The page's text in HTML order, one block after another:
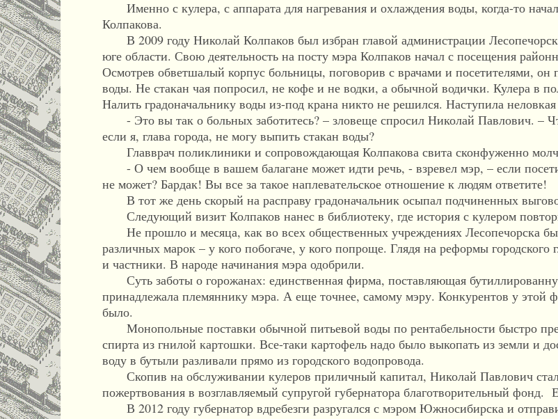
Именно с кулера, с аппарата для нагревания и охлаждения воды, когда-то
Колпакова.
В 2009 году Николай Колпаков был избран главой администрации
юге области. Свою деятельность на посту мэра Колпаков начал с посещения
Осмотрев обветшалый корпус больницы, поговорив с врачами и посетителями, он
воды. Не стакан чая попросил, не кофе и не водки, а обычной водички. Кулера в
Налить градоначальнику воды из-под крана никто не решился. Наступила неловкая
- Это вы так о больных заботитесь? – зловеще спросил Николай Павлович. –
если я, глава города, не могу выпить стакан воды?
Главврач поликлиники и сопровождающая Колпакова свита сконфуженно
- О чем вообще в вашем балагане может идти речь, - взревел мэр, – если
не может? Бардак! Вы все за такое наплевательское отношение к людям ответите!
В тот же день скорый на расправу градоначальник осыпал подчиненных
Следующий визит Колпаков нанес в библиотеку, где история с кулером
Не прошло и месяца, как во всех общественных учреждениях Лесопечорска
различных марок – у кого побогаче, у кого попроще. Глядя на реформы городского
и частники. В народе начинания мэра одобрили.
Суть заботы о горожанах: единственная фирма, поставляющая
принадлежала племяннику мэра. А еще точнее, самому мэру. Конкурентов у этой
было.
Монопольные поставки обычной питьевой воды по рентабельности быстро
спирта из гнилой картошки. Все-таки картофель надо было выкопать из земли и
воду в бутыли разливали прямо из городского водопровода.
Скопив на обслуживании кулеров приличный капитал, Николай Павлович стал
пожертвования в возглавляемый супругой губернатора благотворительный фонд.
В 2012 году губернатор вдребезги разругался с мэром Южносибирска и